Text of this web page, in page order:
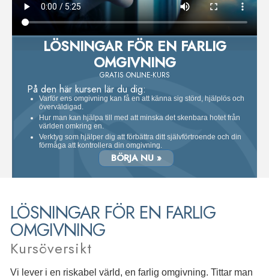
LÖSNINGAR FÖR EN FARLIG
OMGIVNING
GRATIS ONLINE-KURS
På den här kursen lär du dig:
Varför ens omgivning kan få en att känna sig störd, hjälplös och
överväldigad.
Hur man kan hjälpa till med att minska det skenbara hotet från
världen omkring en.
Verktyg som hjälper dig att förbättra ditt självförtroende och din
förmåga att kontrollera din omgivning.
BÖRJA NU »
LÖSNINGAR FÖR EN FARLIG
OMGIVNING
Kursöversikt
Vi lever i en riskabel värld, en farlig omgivning. Tittar man